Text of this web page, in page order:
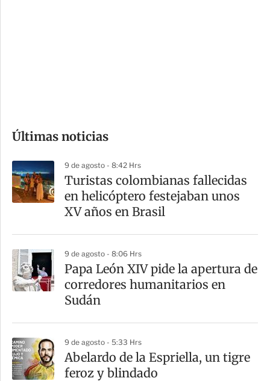
m
a
r
t
Últimas noticias
9 de agosto - 8:42 Hrs
Turistas colombianas fallecidas
en helicóptero festejaban unos
XV años en Brasil
9 de agosto - 8:06 Hrs
Papa León XIV pide la apertura de
corredores humanitarios en
Sudán
9 de agosto - 5:33 Hrs
Abelardo de la Espriella, un tigre
feroz y blindado